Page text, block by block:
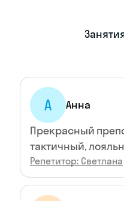
А Анна
Прекрасный
тактичный,
Репетитор: Светлана